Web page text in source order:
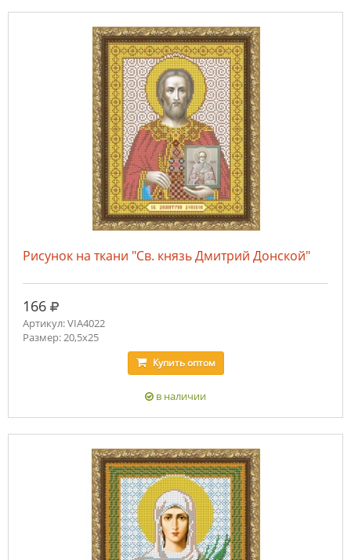
Рисунок на ткани "Св. князь Дмитрий Донской"
166 руб.
Артикул: VIA4022
Размер: 20,5х25
Купитьоптом
в наличии